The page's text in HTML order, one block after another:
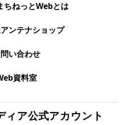
ちねっとWebとは
ンテナショップ
い合わせ
資料室
ィア公式アカウント